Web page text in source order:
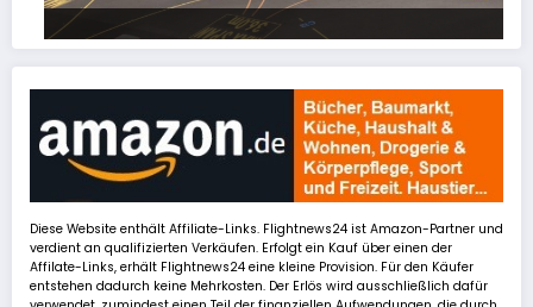
FSLTL Traffic: Tipps und Tricks, damit es klappt!
Diese Website enthält Affiliate-Links. Flightnews24 ist Amazon-Partner und
verdient an qualifizierten Verkäufen. Erfolgt ein Kauf über einen der
Affilate-Links, erhält Flightnews24 eine kleine Provision. Für den Käufer
entstehen dadurch keine Mehrkosten. Der Erlös wird ausschließlich dafür